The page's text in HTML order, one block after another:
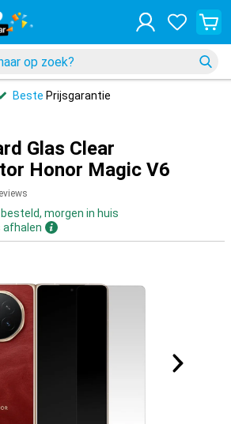
Beste Prijsgarantie
Glas Clear
Honor Magic V6
morgen in huis
afhalen